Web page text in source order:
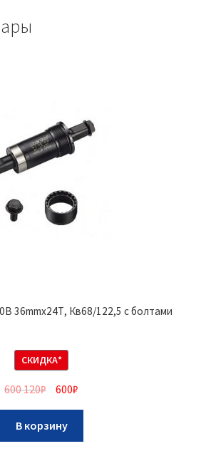
36mmх24Т, Кв68/122,5 с болтами
СКИДКА*
600 120₽ 600₽
В корзину